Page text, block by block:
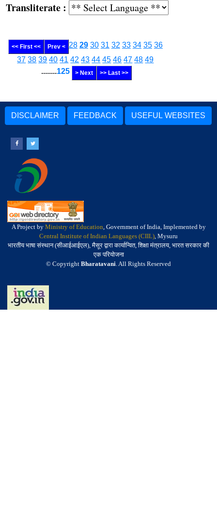
:
<< First << Prev < 28 29 30 31 32 33 34 35 36
37 38 39 40 41 42 43 44 45 46 47 48 49
........125 > Next >> Last >>
DISCLAIMER FEEDBACK USEFUL WEBSITES
A Project by Ministry of Education, Government of India, Implemented by
Central Institute of Indian Languages (CIIL), Mysuru
भारतीय भाषा संस्थान (सीआईआईएल), मैसूर द्वारा कार्यान्वित, शिक्षा मंत्रालय, भारत सरकार की
एक परियोजना
© Copyright Bharatavani. All Rights Reserved